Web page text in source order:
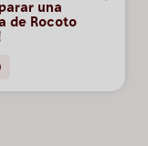
una
de Rocoto